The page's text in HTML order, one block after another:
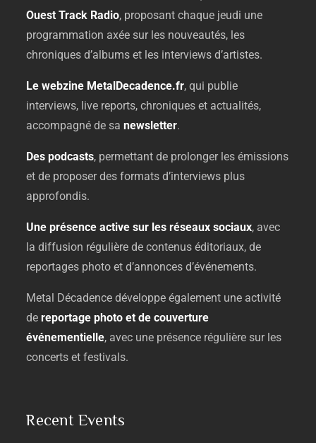
OuestTrack Radio, proposantchaque jeudi une
programmation axée sur les nouveautés, les
chroniquesd’albumset les interviewsd’artistes.
Lewebzine MetalDecadence.fr,qui publie
interviews, live reports,chroniqueset actualités,
accompagnéde sanewsletter.
Despodcasts, permettantde prolonger lesémissions
etde proposerdesformatsd’interviews plus
approfondis.
Uneprésenceactivesur lesréseauxsociaux, avec
ladiffusion régulièredecontenuséditoriaux,de
reportages photoetd’annoncesd’événements.
Metal Décadencedéveloppeégalement une activité
dereportagephotoetdecouverture
événementielle, avec une présence régulière sur les
concertsetfestivals.
Recent Events